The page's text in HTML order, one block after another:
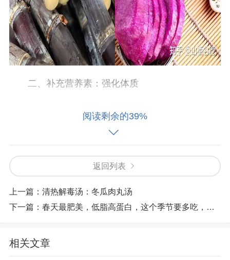
二、补充营养素：强化体质
春季天气渐暖，细菌开始繁殖，且活力增强，
以增强身体的抵抗力。同时，我们还要摄入丰富的
维生素和矿物质，如新鲜蔬菜和水果，补充维生素
A、维生素E以提高人体的免疫力和抗病能力。
三、多吃新鲜蔬菜：促进健康
春天各种新鲜蔬菜应时而生，我们应该多吃一
阅读剩余的39%
返回列表
上一篇： 清热解毒汤：冬瓜肉丸汤
下一篇： 春天最肥美，低脂高蛋白，这个季节要多吃，比牛羊肉更滋补的是它！
相关文章